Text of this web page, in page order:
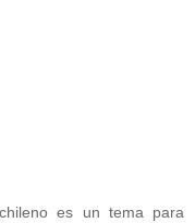
es un tema para